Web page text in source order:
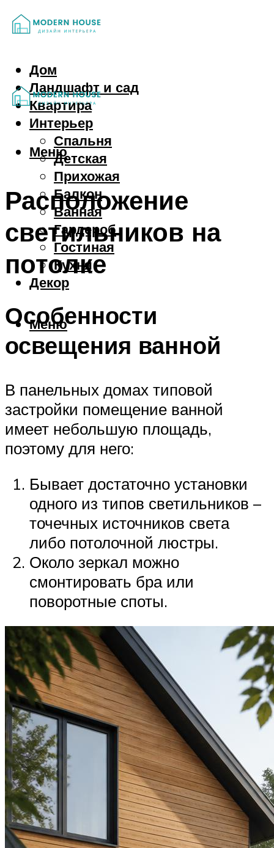
Дом
Ландшафт и сад
Квартира
Интерьер
Спальня
Детская
Прихожая
Балкон
Ванная
Гардероб
Гостиная
Кухня
Декор
Меню
Меню
Расположение
светильников на
потолке
Особенности
освещения ванной
В панельных домах типовой
застройки помещение ванной
имеет небольшую площадь,
поэтому для него:
Бывает достаточно установки
одного из типов светильников –
точечных источников света
либо потолочной люстры.
Около зеркал можно
смонтировать бра или
поворотные споты.